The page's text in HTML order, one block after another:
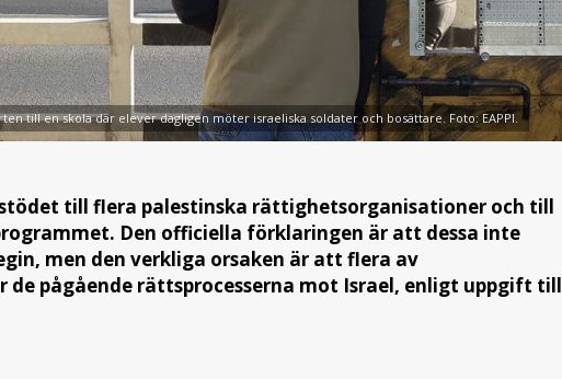
till en skola där elever dagligen möter israeliska soldater och bosättare. Foto: EAPPI.
till flera palestinska rättighetsorganisationer och till
Den officiella förklaringen är att dessa inte
men den verkliga orsaken är att flera av
de pågående rättsprocesserna mot Israel, enligt uppgift till